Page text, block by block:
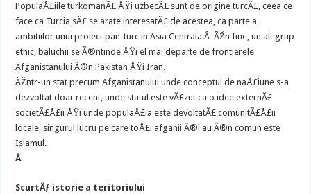
PopulaÅ£iile turkomanÃ£ ÅŸi uzbecÃ£ sunt de origine turcÃ£, ceea ce
face ca Turcia sÃ£ se arate interesatÃ£ de acestea, ca parte a
ambitiilor unui proiect pan-turc in Asia Centrala.Â ÃŽn fine, un alt grup
etnic, baluchii se Ã®ntinde ÅŸi el mai departe de frontierele
Afganistanului Ã®n Pakistan ÅŸi Iran.
ÃŽntr-un stat precum Afganistanului unde conceptul de naÅ£iune s-a
dezvoltat doar recent, unde statul este vÃ£zut ca o idee externÃ£
societÃ£Å£ii ÅŸi unde populaÅ£ia este devoltatÃ£ comunitÃ£Å£ii
locale, singurul lucru pe care toÅ£i afganii Ã®l au Ã®n comun este
Islamul.
Â
ScurtÄƒ istorie a teritoriului